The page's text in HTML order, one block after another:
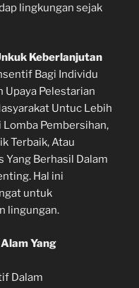
lingkungan sejak
Keberlanjutan
Bagi Individu
Upaya Pelestarian
Untuc Lebih
Pembersihan,
Terbaik, Atau
Yang Berhasil Dalam
Hal ini
untuk
lingungan.
Yang
Dalam